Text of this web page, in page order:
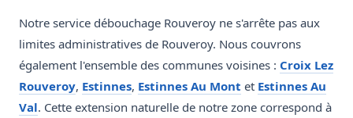
Notre service débouchage Rouveroy ne s'arrête pas aux
limites administratives de Rouveroy. Nous couvrons
également l'ensemble des communes voisines : Croix Lez
Rouveroy, Estinnes, Estinnes Au Mont et Estinnes Au
Val. Cette extension naturelle de notre zone correspond à